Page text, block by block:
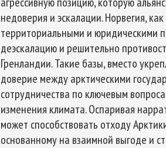
недоверия и эскалации. Норвегия,
территориальными и юридическими
деэскалацию и решительно
Гренландии. Такие базы, вместо
доверие между арктическими
сотрудничества по ключевым
изменения климата. Оспаривая
может способствовать отходу
основанному на взаимной выгоде и